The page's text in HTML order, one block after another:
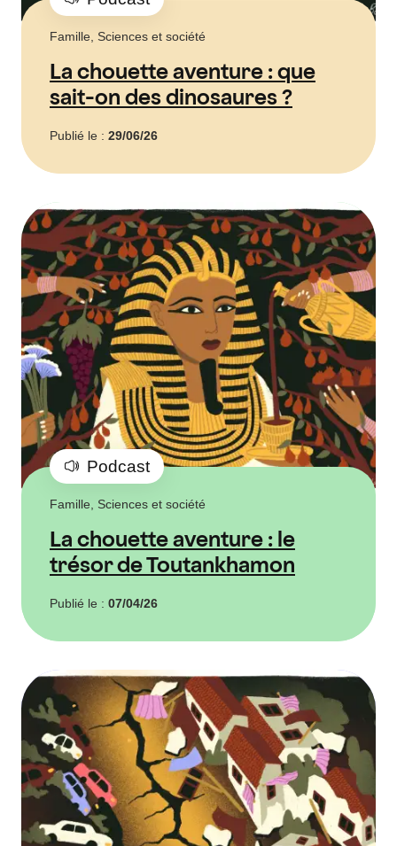
La chouette aventure : que
sait-on des dinosaures ?
Famille, Sciences et société
Publié le : 29/06/26
La chouette aventure : le
trésor de Toutankhamon
Famille, Sciences et société
Podcast
Publié le : 07/04/26